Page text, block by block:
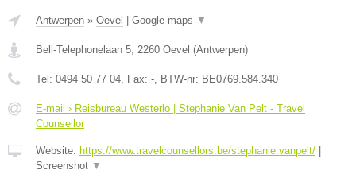
Antwerpen » Oevel Google maps ▼
Bell-Telephonelaan 5 2260 Oevel (Antwerpen)
Tel: 0494 50 77 04 , Fax: - , BTW-nr: BE0769.584.340
E-mail › Reisbureau Westerlo | Stephanie Van Pelt - Travel
Counsellor
Website: https://www.travelcounsellors.be/stephanie.vanpelt/
Screenshot ▼